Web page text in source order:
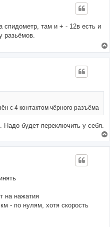
спидометр, там и + - 12в есть и
разьёмов.
с 4 контактом чёрного разъёма
Надо будет переключить у себя.
на нажатия
- по нулям, хотя скорость